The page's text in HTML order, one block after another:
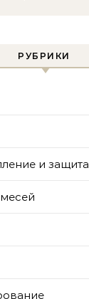
РУБРИКИ
и защита